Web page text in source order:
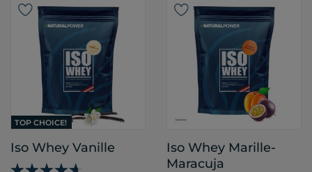
TOP CHOICE!
Iso Whey Vanille
Iso Whey Marille-
Maracuja